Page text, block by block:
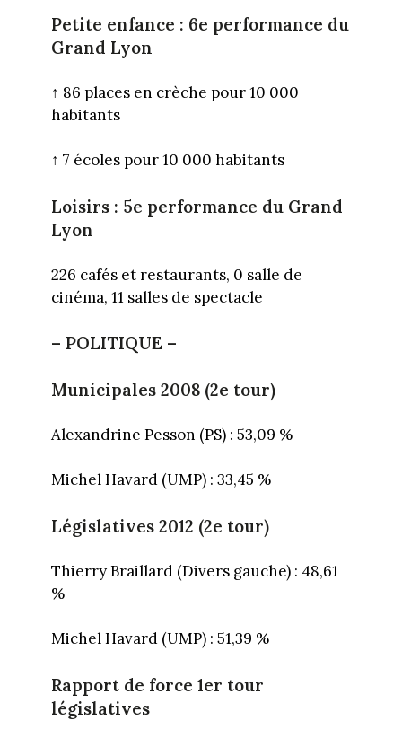
Petite enfance : 6e performance du
Grand Lyon
↑ 86 places en crèche pour 10 000
habitants
↑ 7 écoles pour 10 000 habitants
Loisirs : 5e performance du Grand
Lyon
226 cafés et restaurants, 0 salle de
cinéma, 11 salles de spectacle
– POLITIQUE –
Municipales 2008 (2e tour)
Alexandrine Pesson (PS) : 53,09 %
Michel Havard (UMP) : 33,45 %
Législatives 2012 (2e tour)
Thierry Braillard (Divers gauche) : 48,61
%
Michel Havard (UMP) : 51,39 %
Rapport de force 1er tour
législatives